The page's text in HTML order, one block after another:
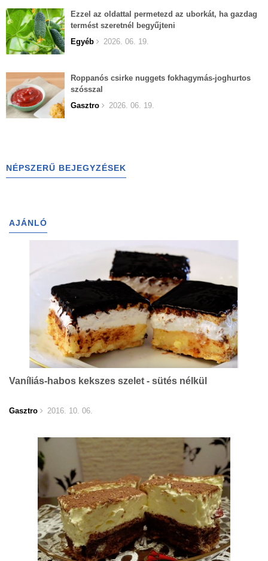
Ezzel az oldattal permetezd az uborkát, ha gazdag
termést szeretnél begyűjteni
Egyéb
2026. 06. 19.
Roppanós csirke nuggets fokhagymás-joghurtos
szósszal
Gasztro
2026. 06. 19.
NÉPSZERŰ BEJEGYZÉSEK
AJÁNLÓ
Vaníliás-habos kekszes szelet - sütés nélkül
Gasztro 2016. 10. 06.